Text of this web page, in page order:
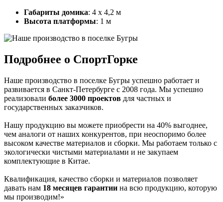
Габариты домика: 4 х 4,2 м
Высота платформы: 1 м
Подробнее о СпортГорке
Наше производство в поселке Бугры успешно работает и
развивается в Санкт-Петербурге с 2008 года. Мы успешно
реализовали более 3000 проектов для частных и
государственных заказчиков.
Нашу продукцию вы можете приобрести на 40% выгоднее,
чем аналоги от наших конкурентов, при неоспоримо более
высоком качестве материалов и сборки. Мы работаем только с
экологически чистыми материалами и не закупаем
комплектующие в Китае.
Квалификация, качество сборки и материалов позволяет
давать нам 18 месяцев гарантии на всю продукцию, которую
мы производим!»